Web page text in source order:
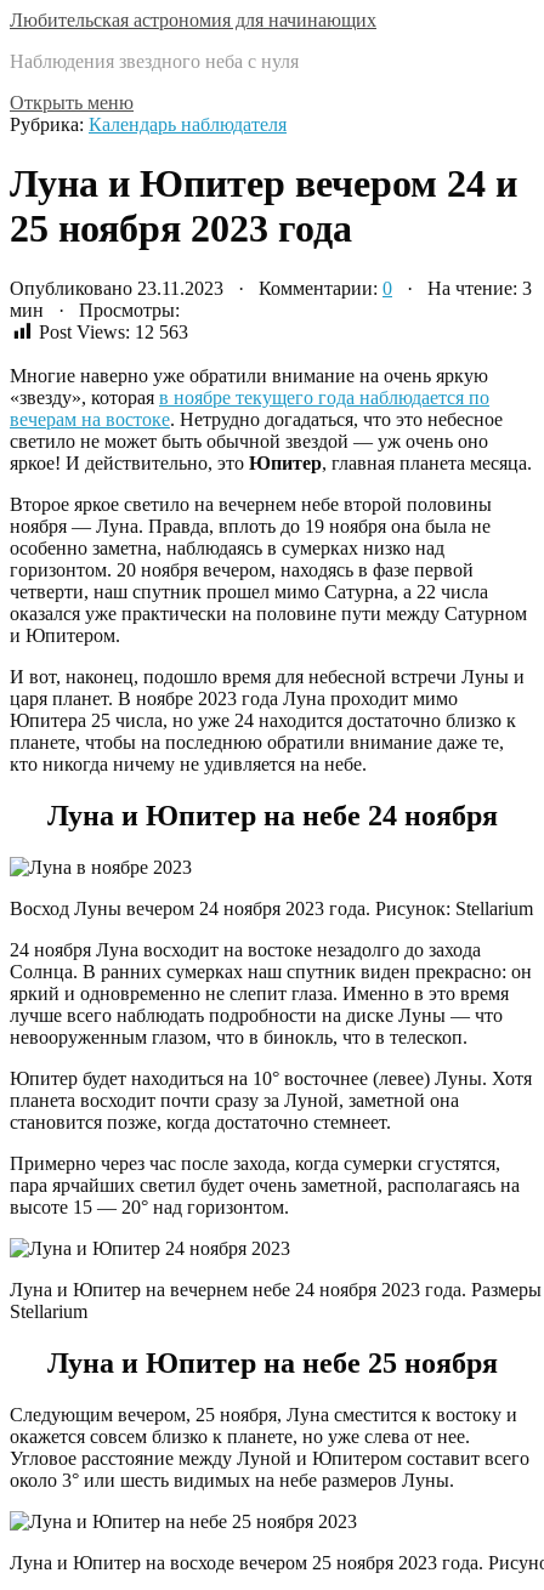
Любительская астрономия для начинающих
Наблюдения звездного неба с нуля
Открыть меню
Рубрика: Календарь наблюдателя
Луна и Юпитер вечером 24 и
25 ноября 2023 года
Опубликовано 23.11.2023 · Комментарии: 0 · На чтение: 3
мин · Просмотры:
Post Views: 12 563
Многие наверно уже обратили внимание на очень яркую
«звезду», которая в ноябре текущего года наблюдается по
вечерам на востоке. Нетрудно догадаться, что это небесное
светило не может быть обычной звездой — уж очень оно
яркое! И действительно, это Юпитер, главная планета месяца.
Второе яркое светило на вечернем небе второй половины
ноября — Луна. Правда, вплоть до 19 ноября она была не
особенно заметна, наблюдаясь в сумерках низко над
горизонтом. 20 ноября вечером, находясь в фазе первой
четверти, наш спутник прошел мимо Сатурна, а 22 числа
оказался уже практически на половине пути между Сатурном
и Юпитером.
И вот, наконец, подошло время для небесной встречи Луны и
царя планет. В ноябре 2023 года Луна проходит мимо
Юпитера 25 числа, но уже 24 находится достаточно близко к
планете, чтобы на последнюю обратили внимание даже те,
кто никогда ничему не удивляется на небе.
Луна и Юпитер на небе 24 ноября
Восход Луны вечером 24 ноября 2023 года. Рисунок: Stellarium
24 ноября Луна восходит на востоке незадолго до захода
Солнца. В ранних сумерках наш спутник виден прекрасно: он
яркий и одновременно не слепит глаза. Именно в это время
лучше всего наблюдать подробности на диске Луны — что
невооруженным глазом, что в бинокль, что в телескоп.
Юпитер будет находиться на 10° восточнее (левее) Луны. Хотя
планета восходит почти сразу за Луной, заметной она
становится позже, когда достаточно стемнеет.
Примерно через час после захода, когда сумерки сгустятся,
пара ярчайших светил будет очень заметной, располагаясь на
высоте 15 — 20° над горизонтом.
Луна и Юпитер на вечернем небе 24 ноября 2023 года.
Stellarium
Луна и Юпитер на небе 25 ноября
Следующим вечером, 25 ноября, Луна сместится к востоку и
окажется совсем близко к планете, но уже слева от нее.
Угловое расстояние между Луной и Юпитером составит всего
около 3° или шесть видимых на небе размеров Луны.
Луна и Юпитер на восходе вечером 25 ноября 2023 года.